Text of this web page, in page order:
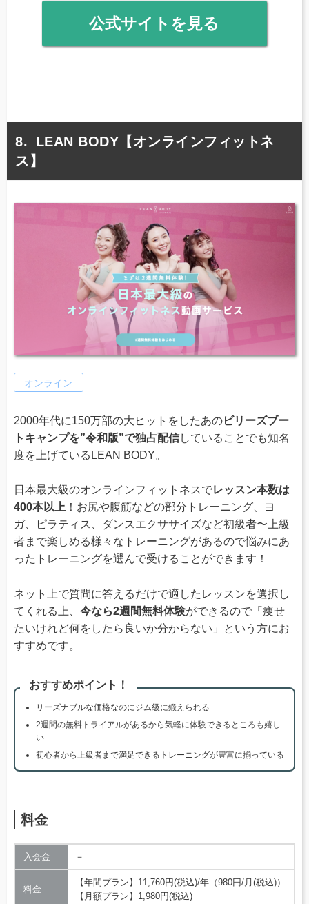
公式サイトを見る
LEAN BODY【オンラインフィットネ
ス】
オンライン
2000年代に150万部の大ヒットをしたあのビリーズブー
トキャンプを”令和版”で独占配信していることでも知名
度を上げているLEAN BODY。
日本最大級のオンラインフィットネスでレッスン本数は
400本以上 ！お尻や腹筋などの部分トレーニング、ヨ
ガ、ピラティス、ダンスエクササイズなど初級者〜上級
者まで楽しめる様々なトレーニングがあるので悩みにあ
ったトレーニングを選んで受けることができます！
ネット上で質問に答えるだけで適したレッスンを選択し
てくれる上、 今なら2週間無料体験ができるので「痩せ
たいけれど何をしたら良いか分からない」という方にお
すすめです。
おすすめポイント！
リーズナブルな価格なのにジム級に鍛えられる
2週間の無料トライアルがあるから気軽に体験できるところも嬉し
い
初心者から上級者まで満足できるトレーニングが豊富に揃っている
料金
入会金 －
料金
【年間プラン】11,760円(税込)/年（980円/月(税込)）
【月額プラン】1,980円(税込)